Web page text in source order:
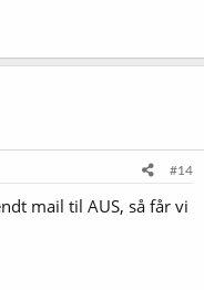
#14
mail til AUS, så får vi